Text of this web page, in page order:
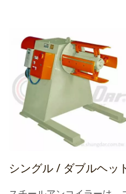
シングル / ダブルヘッ